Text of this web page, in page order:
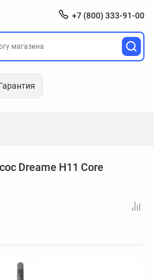
+7 (800) 333-91-00
Dreame H11 Core